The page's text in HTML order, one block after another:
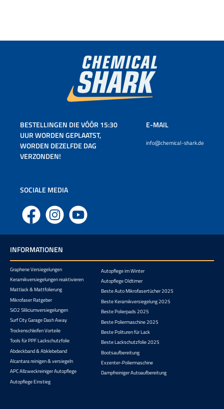
BESTELLINGEN DIE VÓÓR 15:30
UUR WORDEN GEPLAATST,
WORDEN DEZELFDE DAG
VERZONDEN!
E-MAIL
info@chemical-shark.de
SOCIALE MEDIA
Facebook Instagram YouTube
INFORMATIONEN
Graphene Versiegelungen
Keramikversiegelungen reaktivieren
Mattlack & Mattfolierung
Mikrofaser Ratgeber
SiO2 Sliliciumversiegelungen
Surf City Garage Dash Away
Trockenschleifen Vorteile
Tools für PPF Lackschutzfolie
Abdeckband & Abklebeband
Alcantara reinigen & versiegeln
APC Allzweckreiniger Autopflege
Autopflege Einstieg
Autopflege im Winter
Autopflege Oldtimer
Beste Auto Mikrofasertücher 2025
Beste Keramikversiegelung 2025
Beste Polierpads 2025
Beste Poliermaschine 2025
Beste Polituren für Lack
Beste Lackschutzfolie 2025
Bootsaufbereitung
Exzenter-Poliermaschine
Dampfreiniger Autoaufbereitung